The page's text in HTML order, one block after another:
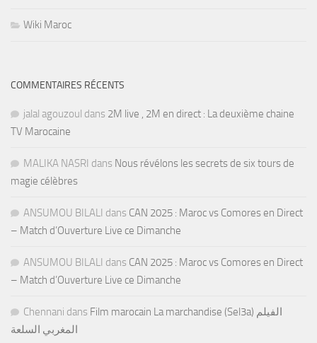
Wiki Maroc
COMMENTAIRES RÉCENTS
jalal agouzoul dans 2M live , 2M en direct : La deuxième chaine
TV Marocaine
MALIKA NASRI dans Nous révélons les secrets de six tours de
magie célèbres
ANSUMOU BILALI dans CAN 2025 : Maroc vs Comores en Direct
– Match d’Ouverture Live ce Dimanche
ANSUMOU BILALI dans CAN 2025 : Maroc vs Comores en Direct
– Match d’Ouverture Live ce Dimanche
Chennani dans Film marocain La marchandise (Sel3a) الفيلم
المغربي السلعة